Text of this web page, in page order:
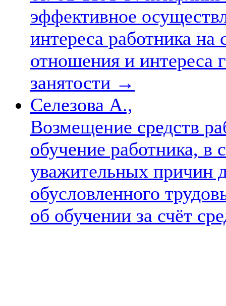
эффективное
интереса работника
отношения и интереса
занятости →
Селезова А.,
Возмещение средств
обучение работника, в
уважительных причин
обусловленного
об обучении за счёт